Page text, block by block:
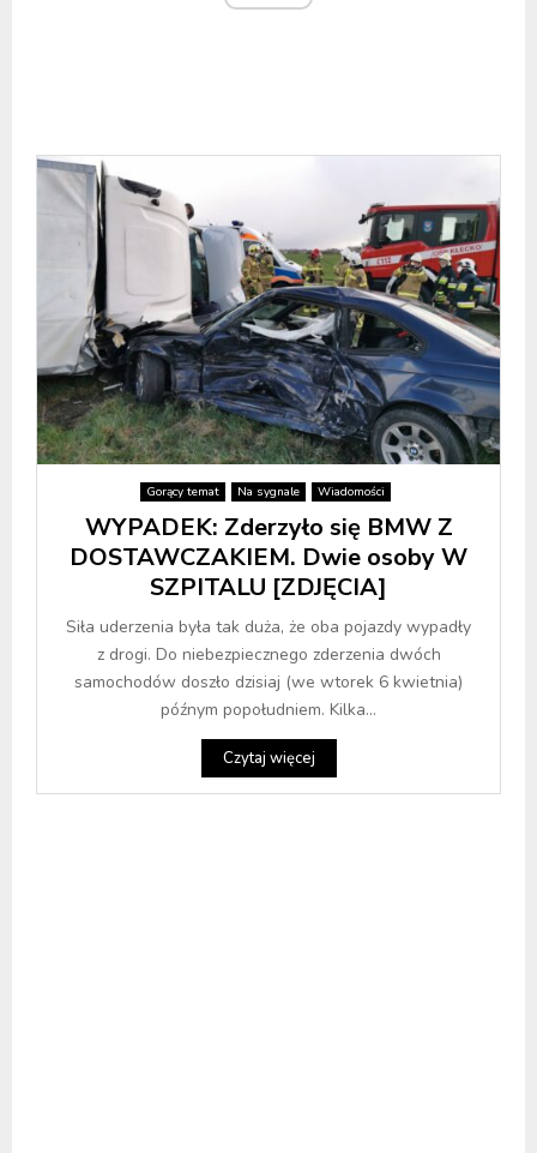
Gorący temat Na sygnale Wiadomości
WYPADEK: Zderzyło się BMW Z
DOSTAWCZAKIEM. Dwie osoby W
SZPITALU [ZDJĘCIA]
Siła uderzenia była tak duża, że oba pojazdy wypadły
z drogi. Do niebezpiecznego zderzenia dwóch
samochodów doszło dzisiaj (we wtorek 6 kwietnia)
późnym popołudniem. Kilka...
Czytaj więcej